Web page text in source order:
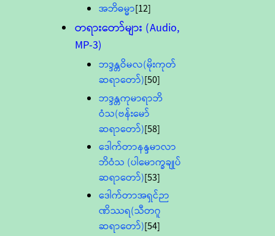
အဘိဓမ္မာ[12]
တရားတော်များ (Audio,
MP-3)
ဘဒ္ဒန္တဝိမလ(မိုးကုတ်
ဆရာတော်)[50]
ဘဒ္ဒန္တကုမာရာဘိ
ဝံသ(ဗန်းမော်
ဆရာတော်)[58]
ဒေါက်တာနန္ဒမာလာ
ဘိဝံသ (ပါမောက္ခချုပ်
ဆရာတော်)[53]
ဒေါက်တာအရှင်ဉာ
ဏိဿရ(သီတဂူ
ဆရာတော်)[54]